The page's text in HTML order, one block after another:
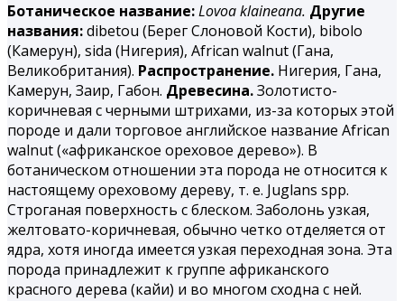
Ботаническое название:Lovoa klaineana. Другие
названия:dibetou (Берег Слоновой Кости), bibolo
(Камерун), sida (Нигерия), African walnut (Гана,
Великобритания). Распространение. Нигерия, Гана,
Камерун, Заир, Габон. Древесина.Золотисто-
коричневая с черными штрихами, из-за которых этой
породе и дали торговое английское название African
walnut («африканское ореховое дерево»). В
ботаническом отношении эта порода не относится к
настоящему ореховому дереву, т. е. Juglans spp.
Строганая поверхность с блеском. Заболонь узкая,
желтовато-коричневая, обычно четко отделяется от
ядра, хотя иногда имеется узкая переходная зона. Эта
порода принадлежит к группе африканского
красного дерева (кайи) и во многом сходна с ней.